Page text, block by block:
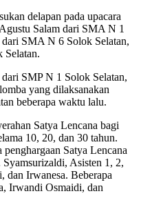
delapan pada upacara
Salam dari SMA N 1
SMA N 6 Solok Selatan,
Selatan.
SMP N 1 Solok Selatan,
yang dilaksanakan
beberapa waktu lalu.
Satya Lencana bagi
10, 20, dan 30 tahun.
Satya Lencana
Asisten 1, 2,
Irwanesa. Beberapa
Irwandi Osmaidi, dan